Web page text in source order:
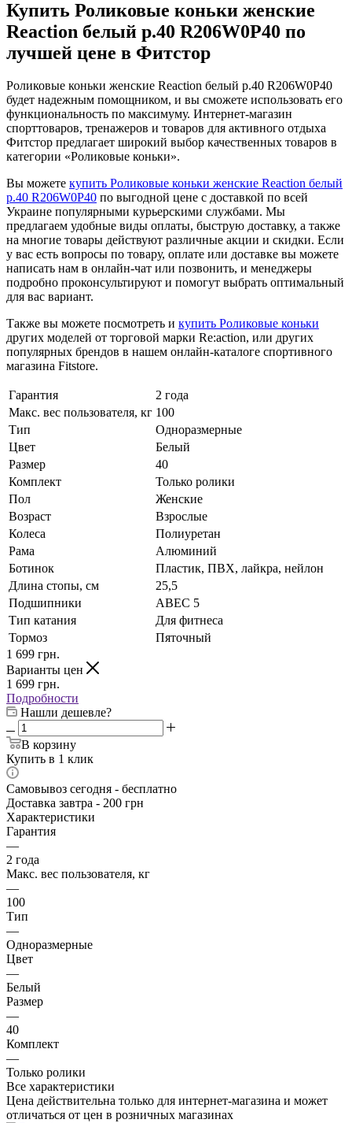
Купить Роликовые коньки женские
Reaction белый р.40 R206W0P40 по
лучшей цене в Фитстор
Роликовые коньки женские Reaction белый р.40 R206W0P40
будет надежным помощником, и вы сможете использовать его
функциональность по максимуму. Интернет-магазин
спорттоваров, тренажеров и товаров для активного отдыха
Фитстор предлагает широкий выбор качественных товаров в
категории «Роликовые коньки».
Вы можете купить Роликовые коньки женские Reaction белый
р.40 R206W0P40 по выгодной цене с доставкой по всей
Украине популярными курьерскими службами. Мы
предлагаем удобные виды оплаты, быструю доставку, а также
на многие товары действуют различные акции и скидки. Если
у вас есть вопросы по товару, оплате или доставке вы можете
написать нам в онлайн-чат или позвонить, и менеджеры
подробно проконсультируют и помогут выбрать оптимальный
для вас вариант.
Также вы можете посмотреть и купить Роликовые коньки
других моделей от торговой марки Re:action, или других
популярных брендов в нашем онлайн-каталоге спортивного
магазина Fitstore.
Гарантия
2 года
Макс. вес пользователя, кг 100
Тип
Одноразмерные
Цвет
Белый
Размер
40
Комплект
Только ролики
Пол
Женские
Возраст
Взрослые
Колеса
Полиуретан
Рама
Алюминий
Ботинок
Пластик, ПВХ, лайкра, нейлон
Длина стопы, см
25,5
Подшипники
ABEC 5
Тип катания
Для фитнеса
Тормоз
Пяточный
1 699 грн.
Варианты цен
1 699 грн.
Подробности
Нашли дешевле?
В корзину
Купить в 1 клик
Самовывоз сегодня - бесплатно
Доставка завтра - 200 грн
Характеристики
Гарантия
—
2 года
Макс. вес пользователя, кг
—
100
Тип
—
Одноразмерные
Цвет
—
Белый
Размер
—
40
Комплект
—
Только ролики
Все характеристики
Цена действительна только для интернет-магазина и может
отличаться от цен в розничных магазинах